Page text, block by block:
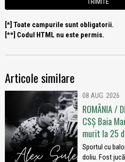
[*] Toate campurile sunt obligatorii.
[**] Codul HTML nu este permis.
Articole similare
08 AUG. 2026
ROMÂNIA /
CSȘ Baia
murit la 25
Sportul cu
doliu. Fost